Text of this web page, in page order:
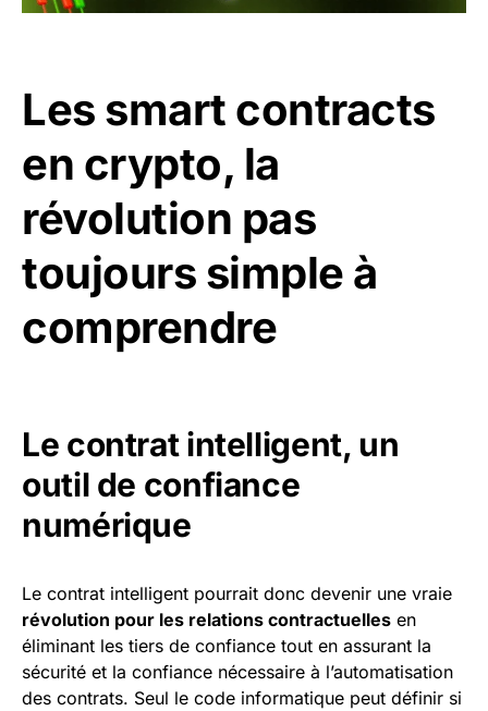
Les smart contracts
en crypto, la
révolution pas
toujours simple à
comprendre
Le contrat intelligent, un
outil de confiance
numérique
Le contrat intelligent pourrait donc devenir une vraie
révolution pour les relations contractuelles en
éliminant les tiers de confiance tout en assurant la
sécurité et la confiance nécessaire à l’automatisation
des contrats. Seul le code informatique peut définir si